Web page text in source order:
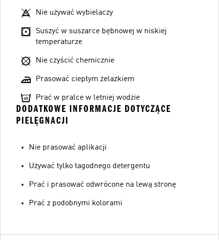
Nie używać wybielaczy
Suszyć w suszarce bębnowej w niskiej
temperaturze
Nie czyścić chemicznie
Prasować ciepłym żelazkiem
Prać w pralce w letniej wodzie
DODATKOWE INFORMACJE DOTYCZĄCE
PIELĘGNACJI
Nie prasować aplikacji
Używać tylko łagodnego detergentu
Prać i prasować odwrócone na lewą stronę
Prać z podobnymi kolorami